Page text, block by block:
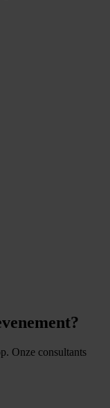
Onze consultants